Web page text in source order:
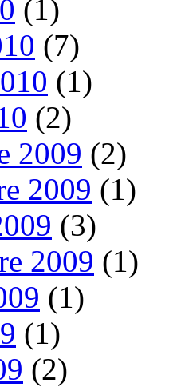
(1)
(7)
(1)
(2)
2009 (2)
2009 (1)
(3)
2009 (1)
(1)
(1)
(2)